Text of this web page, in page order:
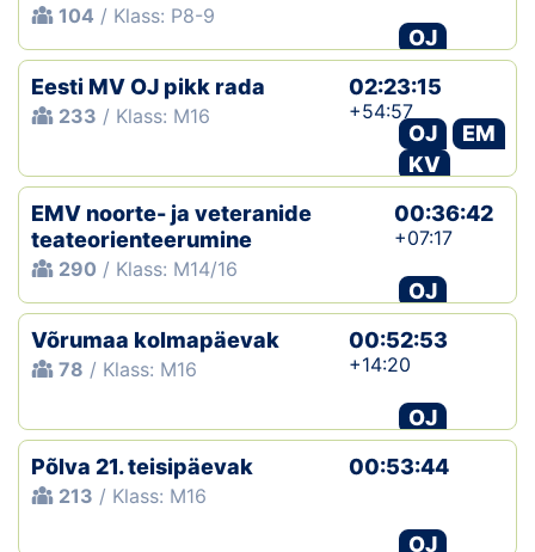
104 / Klass: P8-9
OJ
Eesti MV OJ pikk rada
233 / Klass: M16
02:23:15
+54:57
OJ
EM
KV
EMV noorte- ja veteranide
teateorienteerumine
290 / Klass: M14/16
00:36:42
+07:17
OJ
Võrumaa kolmapäevak
78 / Klass: M16
00:52:53
+14:20
OJ
Põlva 21. teisipäevak
213 / Klass: M16
00:53:44
OJ